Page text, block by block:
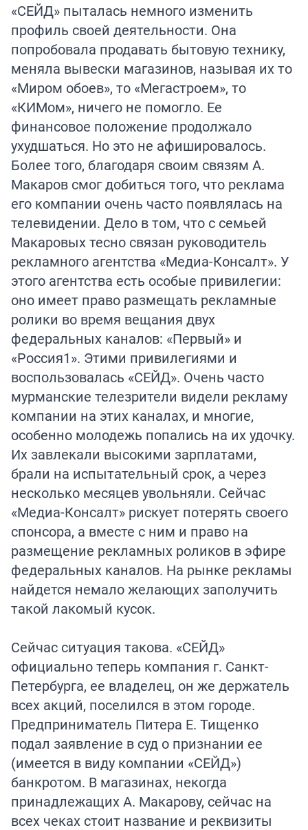
«СЕЙД» пыталась немного изменить
профиль своей деятельности. Она
попробовала продавать бытовую технику,
меняла вывески магазинов, называя их то
«Миром обоев», то «Мегастроем», то
«КИМом», ничего не помогло. Ее
финансовое положение продолжало
ухудшаться. Но это не афишировалось.
Более того, благодаря своим связям А.
Макаров смог добиться того, что реклама
его компании очень часто появлялась на
телевидении. Дело в том, что с семьей
Макаровых тесно связан руководитель
рекламного агентства «Медиа-Консалт». У
этого агентства есть особые привилегии:
оно имеет право размещать рекламные
ролики во время вещания двух
федеральных каналов: «Первый» и
«Россия1». Этими привилегиями и
воспользовалась «СЕЙД». Очень часто
мурманские телезрители видели рекламу
компании на этих каналах, и многие,
особенно молодежь попались на их удочку.
Их завлекали высокими зарплатами,
брали на испытательный срок, а через
несколько месяцев увольняли. Сейчас
«Медиа-Консалт» рискует потерять своего
спонсора, а вместе с ним и право на
размещение рекламных роликов в эфире
федеральных каналов. На рынке рекламы
найдется немало желающих заполучить
такой лакомый кусок.
Сейчас ситуация такова. «СЕЙД»
официально теперь компания г. Санкт-
Петербурга, ее владелец, он же держатель
всех акций, поселился в этом городе.
Предприниматель Питера Е. Тищенко
подал заявление в суд о признании ее
(имеется в виду компании «СЕЙД»)
банкротом. В магазинах, некогда
принадлежащих А. Макарову, сейчас на
всех чеках стоит название и реквизиты